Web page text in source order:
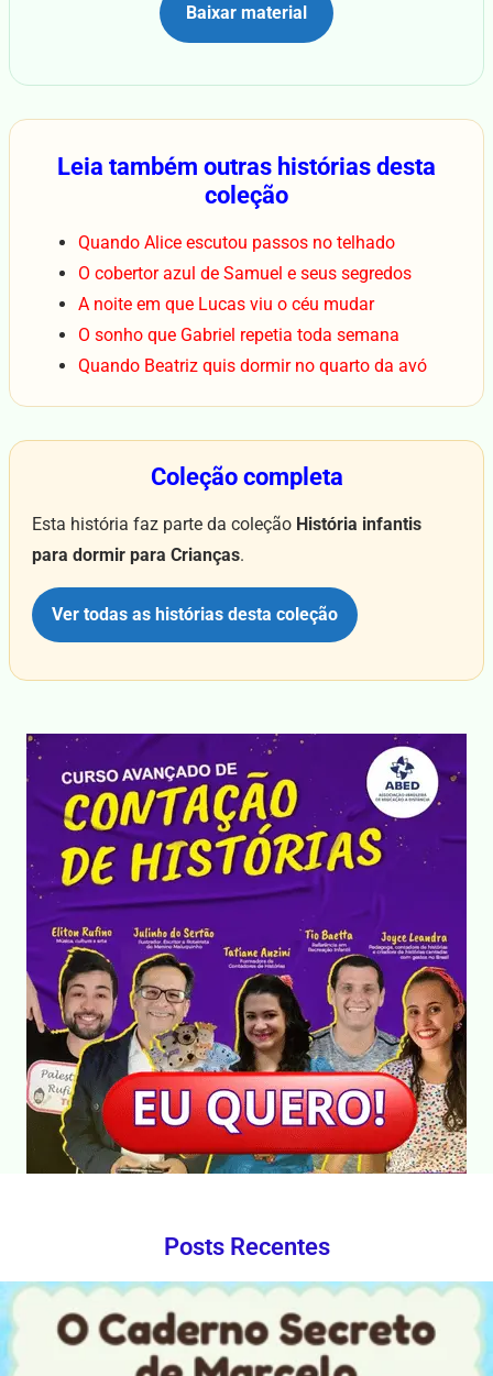
Baixar material
Leia também outras histórias desta
coleção
Quando Alice escutou passos no telhado
O cobertor azul de Samuel e seus segredos
A noite em que Lucas viu o céu mudar
O sonho que Gabriel repetia toda semana
Quando Beatriz quis dormir no quarto da avó
Coleção completa
Esta história faz parte da coleção História infantis
para dormir para Crianças.
Ver todas as histórias desta coleção
Posts Recentes